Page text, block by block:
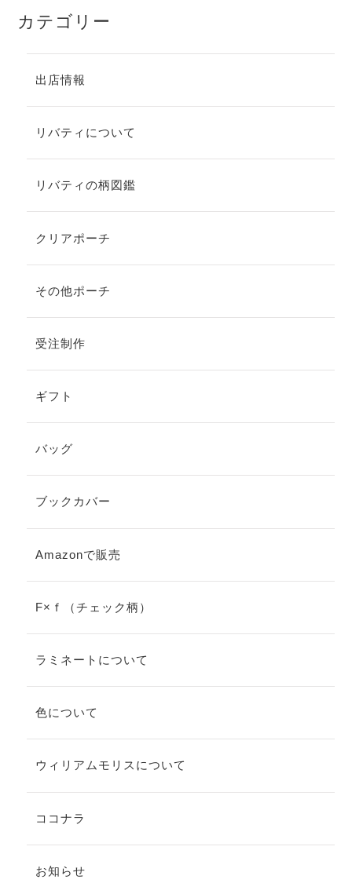
カテゴリー
出店情報
リバティについて
リバティの柄図鑑
クリアポーチ
その他ポーチ
受注制作
ギフト
バッグ
ブックカバー
Amazonで販売
F×ｆ（チェック柄）
ラミネートについて
色について
ウィリアムモリスについて
ココナラ
お知らせ